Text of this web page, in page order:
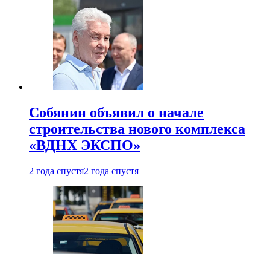
Собянин объявил о начале
строительства нового комплекса
«ВДНХ ЭКСПО»
2 года спустя2 года спустя